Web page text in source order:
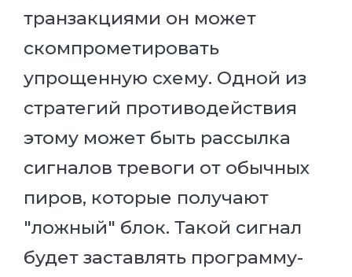
транзакциями он может
скомпрометировать
упрощенную схему. Одной из
стратегий противодействия
этому может быть рассылка
сигналов тревоги от обычных
пиров, которые получают
"ложный" блок. Такой сигнал
будет заставлять программу-